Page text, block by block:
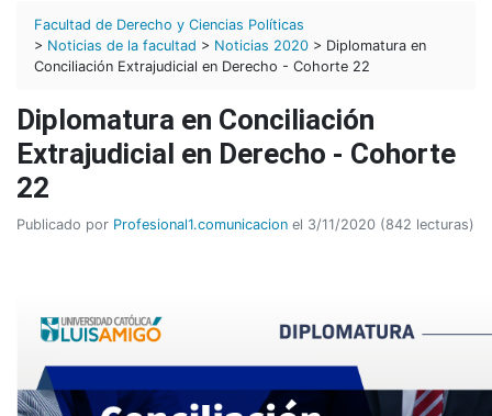
Facultad de Derecho y Ciencias Políticas
> Noticias de la facultad > Noticias 2020 > Diplomatura en
Conciliación Extrajudicial en Derecho - Cohorte 22
Diplomatura en Conciliación
Extrajudicial en Derecho - Cohorte
22
Publicado por Profesional1.comunicacion el 3/11/2020 (842 lecturas)